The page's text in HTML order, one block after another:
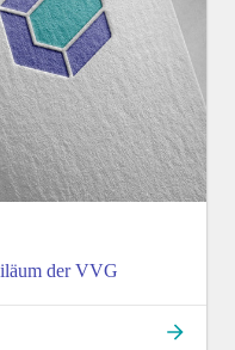
der VVG